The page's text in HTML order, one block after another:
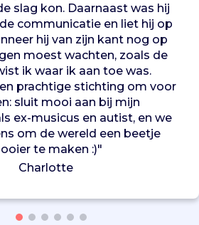
slag kon. Daarnaast was hij
communicatie en liet hij op
hij van zijn kant nog op
moest wachten, zoals de
ik waar ik aan toe was.
prachtige stichting om voor
sluit mooi aan bij mijn
ex-musicus en autist, en we
om de wereld een beetje
te maken :)"
Charlotte